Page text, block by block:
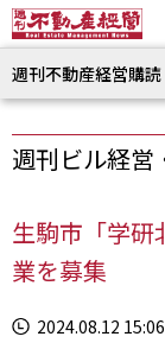
週刊不動産経営購読
週刊ビル経営
生駒市「学研
業を募集
2024.08.12 15:06